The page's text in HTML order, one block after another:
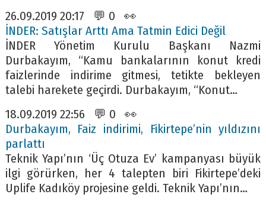
26.09.2019 20:17 💬 0 👀
İNDER: Satışlar Arttı Ama Tatmin Edici Değil
İNDER Yönetim Kurulu Başkanı Nazmi
Durbakayım, “Kamu bankalarının konut kredi
faizlerinde indirime gitmesi, tetikte bekleyen
talebi harekete geçirdi. Durbakayım, “Konut…
18.09.2019 22:56 💬 0 👀
Durbakayım, Faiz indirimi, Fikirtepe’nin yıldızını
parlattı
Teknik Yapı’nın ‘Üç Otuza Ev’ kampanyası büyük
ilgi görürken, her 4 talepten biri Fikirtepe’deki
Uplife Kadıköy projesine geldi. Teknik Yapı’nın…